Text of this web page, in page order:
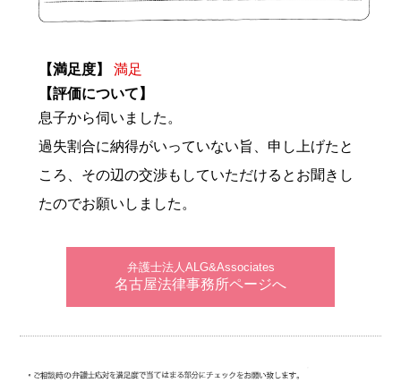
【満足度】
満足
【評価について】
息子から伺いました。
過失割合に納得がいっていない旨、申し上げたと
ころ、その辺の交渉もしていただけるとお聞きし
たのでお願いしました。
弁護士法人ALG&Associates
名古屋法律事務所ページへ